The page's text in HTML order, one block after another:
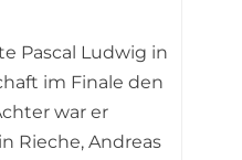
Pascal Ludwig in
im Finale den
war er
Rieche, Andreas